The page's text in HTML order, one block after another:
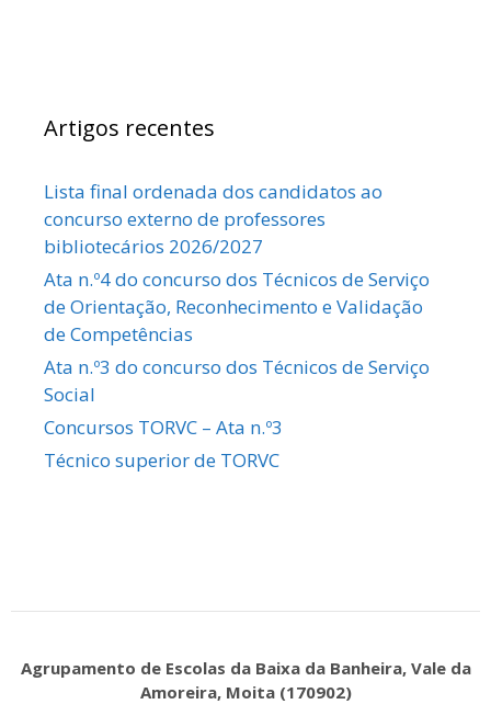
Artigos recentes
Lista final ordenada dos candidatos ao
concurso externo de professores
bibliotecários 2026/2027
Ata n.º4 do concurso dos Técnicos de Serviço
de Orientação, Reconhecimento e Validação
de Competências
Ata n.º3 do concurso dos Técnicos de Serviço
Social
Concursos TORVC – Ata n.º3
Técnico superior de TORVC
Agrupamento de Escolas da Baixa da Banheira, Vale da
Amoreira, Moita (170902)